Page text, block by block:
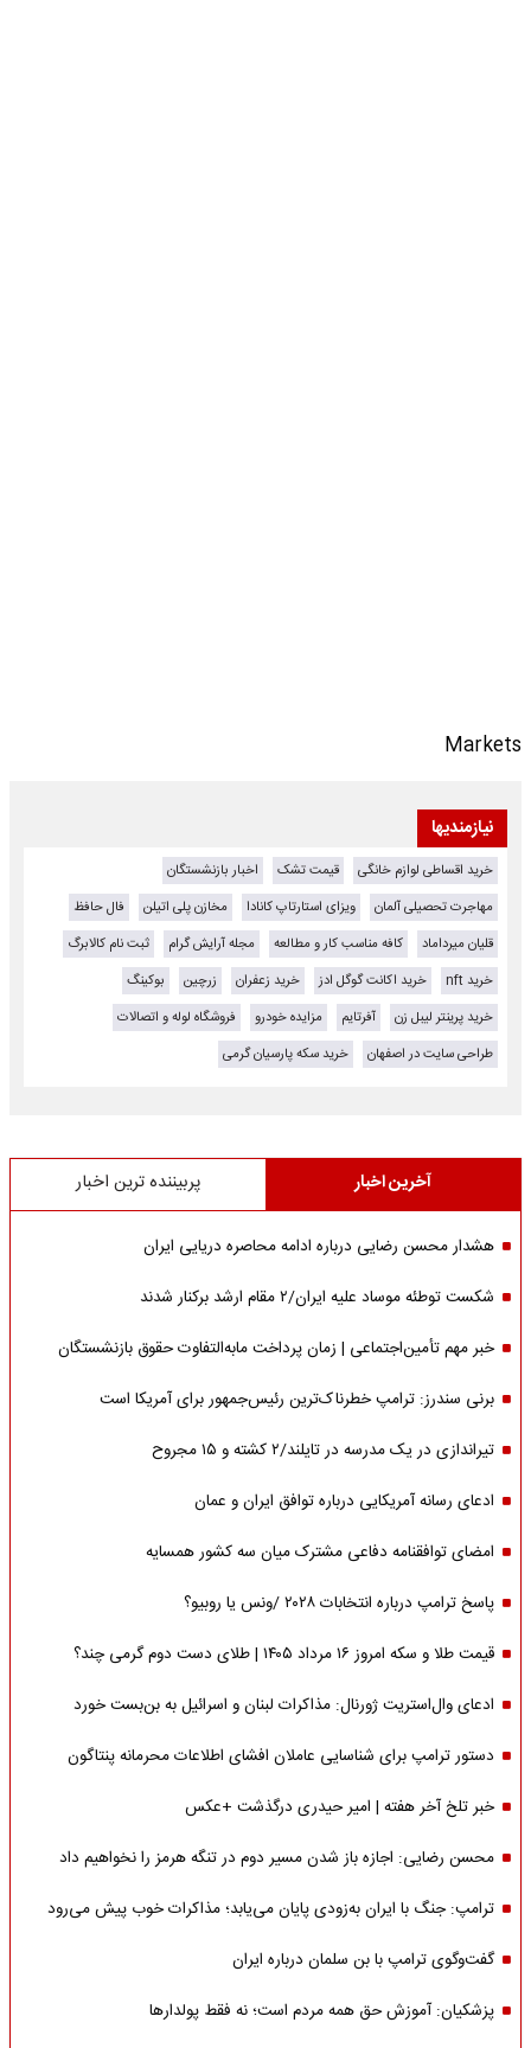
Markets
نیازمندیها
خرید اقساطی لوازم خانگی قیمت تشک
اخبار بازنشستگان
مهاجرت تحصیلی آلمان
ویزای استارتاپ کانادا مخازن پلی اتیلن
فال حافظ
قلیان میرداماد
کافه مناسب کار و مطالعه مجله آرایش گرام
ثبت نام کالابرگ
خرید nft
خرید اکانت گوگل ادز خرید زعفران زرچین
بوکینگ
خرید پرینتر لیبل زن
آفرتایم مزایده خودرو
فروشگاه لوله و اتصالات
طراحی سایت در اصفهان
خرید سکه پارسیان گرمی
آخرین اخبار پربیننده ترین اخبار
هشدار محسن رضایی درباره ادامه محاصره دریایی ایران
شکست توطئه موساد علیه ایران/۲ مقام‌ ارشد برکنار شدند
خبر مهم تأمین‌اجتماعی | زمان پرداخت مابه‌التفاوت حقوق بازنشستگان
برنی سندرز: ترامپ خطرناک‌ترین رئیس‌جمهور برای آمریکا است
تیراندازی در یک مدرسه در تایلند/۲ کشته و ۱۵ مجروح
ادعای رسانه آمریکایی درباره توافق ایران و عمان
امضای توافقنامه دفاعی مشترک میان سه کشور همسایه
پاسخ ترامپ درباره انتخابات ۲۰۲۸ /ونس یا روبیو؟
قیمت طلا و سکه امروز ۱۶ مرداد ۱۴۰۵ | طلای دست دوم گرمی چند؟
ادعای وال‌استریت ژورنال: مذاکرات لبنان و اسرائیل به بن‌بست خورد
دستور ترامپ برای شناسایی عاملان افشای اطلاعات محرمانه پنتاگون
خبر تلخ آخر هفته | امیر حیدری درگذشت +عکس
محسن رضایی: اجازه باز شدن مسیر دوم در تنگه هرمز را نخواهیم داد
ترامپ: جنگ با ایران به‌زودی پایان می‌یابد؛ مذاکرات خوب پیش می‌رود
گفت‌وگوی ترامپ با بن سلمان درباره ایران
پزشکیان: آموزش حق همه مردم است؛ نه فقط پولدارها